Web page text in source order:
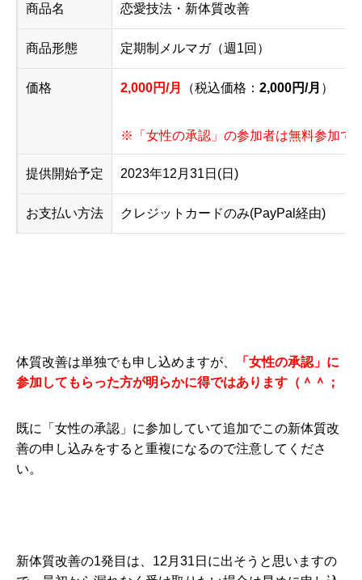
商品名 恋愛技法・新体質改善
商品形態 定期制メルマガ（週1回）
価格 2,000円/月 （税込価格： 2,000円/月 ）
※「女性の承認」の参加者は無料参加で
提供開始予定 2023年12月31日(日)
お支払い方法 クレジットカードのみ(PayPal経由)
体質改善は単独でも申し込めますが、
「女性の承認」に
参加してもらった方が明らかに得ではあります（＾＾；
既に「女性の承認」に参加していて追加でこの新体質改
善の申し込みをすると重複になるので注意してくださ
い。
新体質改善の1発目は、12月31日に出そうと思いますの